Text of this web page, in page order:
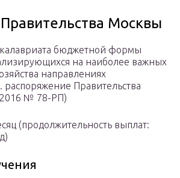
Москвы
бюджетной формы
на наиболее важных
направлениях
распоряжение Правительства
№ 78-РП)
(продолжительность выплат: